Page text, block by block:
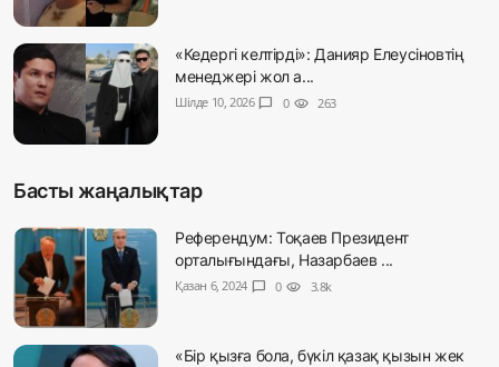
«Кедергі келтірді»: Данияр Елеусіновтің
менеджері жол а...
Шілде 10, 2026 chat_bubble 0 visibility 263
Басты жаңалықтар
Референдум: Тоқаев Президент
орталығындағы, Назарбаев ...
Қазан 6, 2024 chat_bubble 0 visibility 3.8k
«Бір қызға бола, бүкіл қазақ қызын жек